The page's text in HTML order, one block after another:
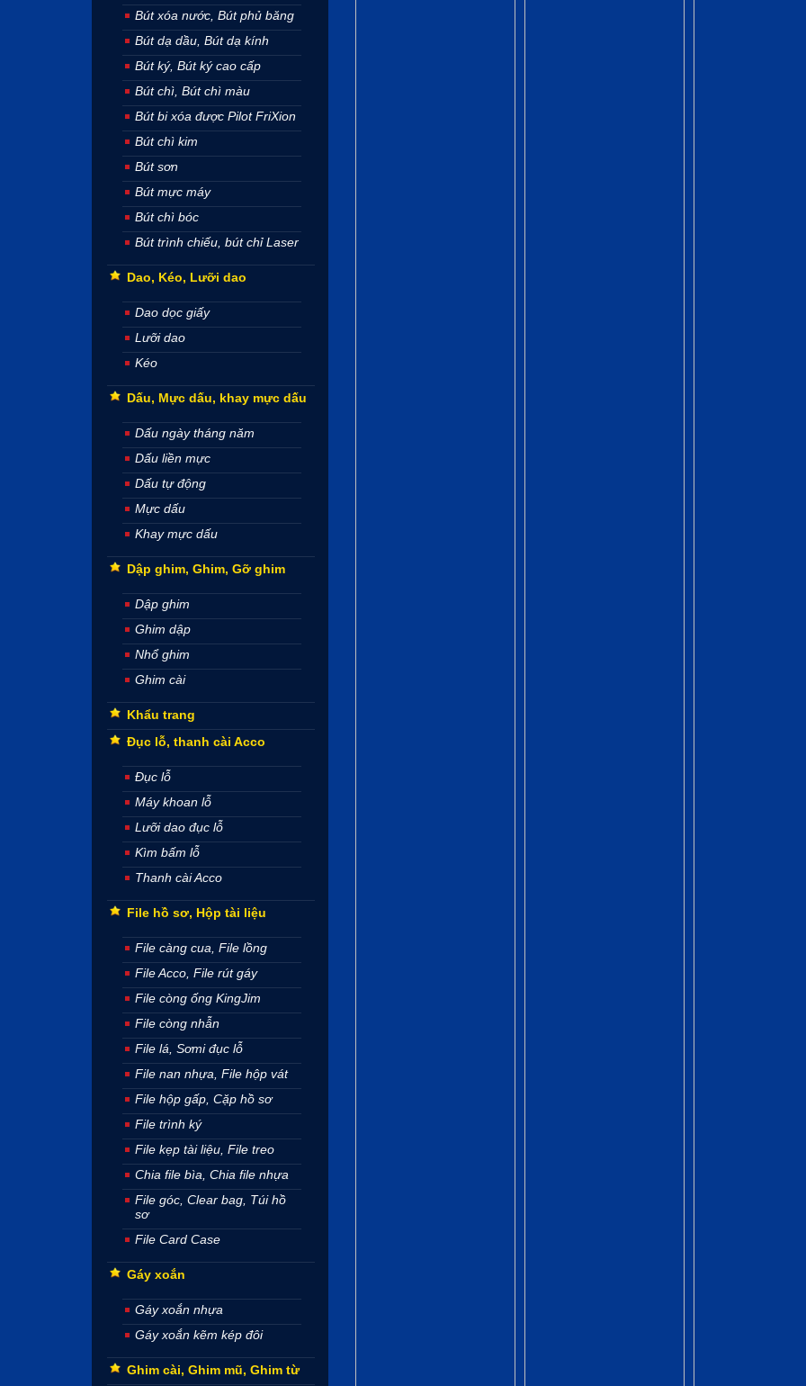
Bút xóa nước, Bút phủ băng
Bút dạ dầu, Bút dạ kính
Bút ký, Bút ký cao cấp
Bút chì, Bút chì màu
Bút bi xóa được Pilot FriXion
Bút chì kim
Bút sơn
Bút mực máy
Bút chì bóc
Bút trình chiếu, bút chỉ Laser
Dao, Kéo, Lưỡi dao
Dao dọc giấy
Lưỡi dao
Kéo
Dấu, Mực dấu, khay mực dấu
Dấu ngày tháng năm
Dấu liền mực
Dấu tự động
Mực dấu
Khay mực dấu
Dập ghim, Ghim, Gỡ ghim
Dập ghim
Ghim dập
Nhổ ghim
Ghim cài
Khẩu trang
Đục lỗ, thanh cài Acco
Đục lỗ
Máy khoan lỗ
Lưỡi dao đục lỗ
Kìm bấm lỗ
Thanh cài Acco
File hồ sơ, Hộp tài liệu
File càng cua, File lồng
File Acco, File rút gáy
File còng ống KingJim
File còng nhẫn
File lá, Sơmi đục lỗ
File nan nhựa, File hộp vát
File hộp gấp, Cặp hồ sơ
File trình ký
File kẹp tài liệu, File treo
Chia file bìa, Chia file nhựa
File góc, Clear bag, Túi hồ
sơ
File Card Case
Gáy xoắn
Gáy xoắn nhựa
Gáy xoắn kẽm kép đôi
Ghim cài, Ghim mũ, Ghim từ